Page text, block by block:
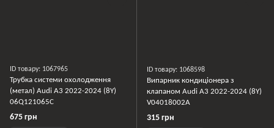
ID товару: 1067965
Трубка системи охолодження
(метал) Audi A3 2022-2024 (8Y)
06Q121065C
675 грн
ID товару: 1068598
Випарник кондиціонера з
клапаном Audi A3 2022-2024 (8Y)
V04018002A
315 грн